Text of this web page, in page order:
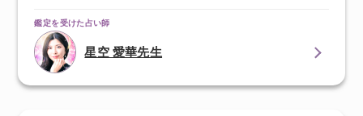
鑑定を受けた占い師
星空 愛華先生